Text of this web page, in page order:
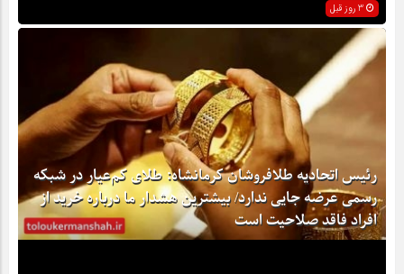
رئیس اتحادیه طلافروشان کرمانشاه: طلای کم‌عیار در شبکه
رسمی عرضه جایی ندارد/ بیشترین هشدار ما درباره خرید از
افراد فاقد صلاحیت است